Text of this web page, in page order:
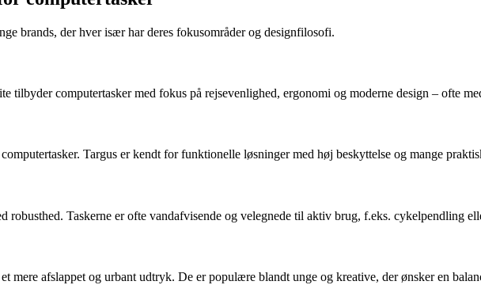
brands, der hver især har deres fokusområder og designfilosofi.
tilbyder computertasker med fokus på rejsevenlighed, ergonomi og moderne design – ofte
Targus er kendt for funktionelle løsninger med høj beskyttelse og mange
robusthed. Taskerne er ofte vandafvisende og velegnede til aktiv brug, f.eks. cykelpendling
mere afslappet og urbant udtryk. De er populære blandt unge og kreative, der ønsker en